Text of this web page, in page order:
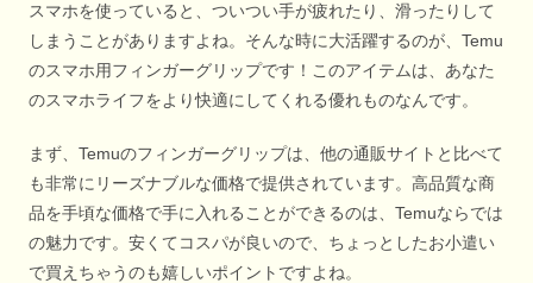
スマホを使っていると、ついつい手が疲れたり、滑ったりして
しまうことがありますよね。そんな時に大活躍するのが、Temu
のスマホ用フィンガーグリップです！このアイテムは、あなた
のスマホライフをより快適にしてくれる優れものなんです。
まず、Temuのフィンガーグリップは、他の通販サイトと比べて
も非常にリーズナブルな価格で提供されています。高品質な商
品を手頃な価格で手に入れることができるのは、Temuならでは
の魅力です。安くてコスパが良いので、ちょっとしたお小遣い
で買えちゃうのも嬉しいポイントですよね。